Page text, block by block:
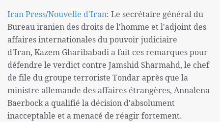
Iran Press/Nouvelle d'Iran: Le secrétaire général du
Bureau iranien des droits de l'homme et l'adjoint des
affaires internationales du pouvoir judiciaire
d'Iran, Kazem Gharibabadi a fait ces remarques pour
défendre le verdict contre Jamshid Sharmahd, le chef
de file du groupe terroriste Tondar après que la
ministre allemande des affaires étrangères, Annalena
Baerbock a qualifié la décision d'absolument
inacceptable et a menacé de réagir fortement.